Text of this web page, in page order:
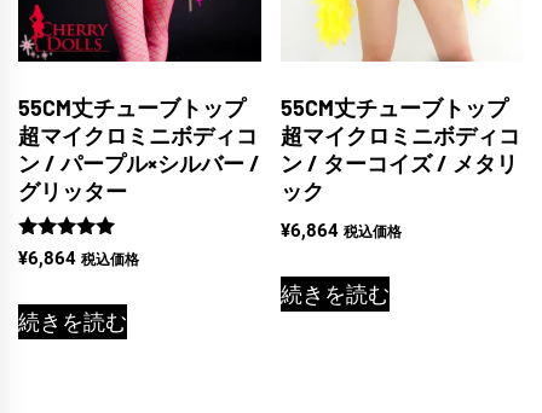
55CM丈チューブトップ
超マイクロミニボディコ
ン / パープル×シルバー /
グリッター
5段階中
5.00
¥6,864 税込価格
続きを読む
55CM丈チューブトップ
超マイクロミニボディコ
ン / ターコイズ / メタリ
ック
¥6,864 税込価格
続きを読む